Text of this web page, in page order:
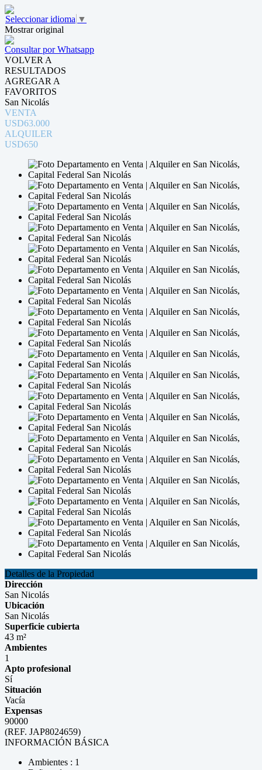
Seleccionar idioma ▼
Mostrar original
Consultar por Whatsapp
VOLVER A
RESULTADOS
AGREGAR A
FAVORITOS
San Nicolás
VENTA
USD63.000
ALQUILER
USD650
Detalles de la Propiedad
Dirección
San Nicolás
Ubicación
San Nicolás
Superficie cubierta
43 m²
Ambientes
1
Apto profesional
Sí
Situación
Vacía
Expensas
90000
(REF. JAP8024659)
INFORMACIÓN BÁSICA
Ambientes : 1